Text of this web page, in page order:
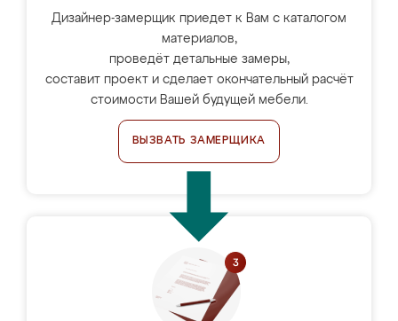
Дизайнер-замерщик приедет к Вам с каталогом
материалов,
проведёт детальные замеры,
составит проект и сделает окончательный расчёт
стоимости Вашей будущей мебели.
ВЫЗВАТЬ ЗАМЕРЩИКА